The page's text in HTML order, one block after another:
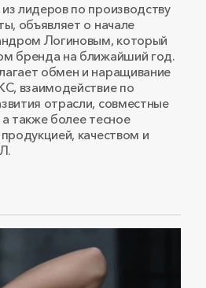
лидеров по производству
объявляет о начале
Логиновым, который
бренда на ближайший год.
обмен и наращивание
взаимодействие по
отрасли, совместные
также более тесное
качеством и